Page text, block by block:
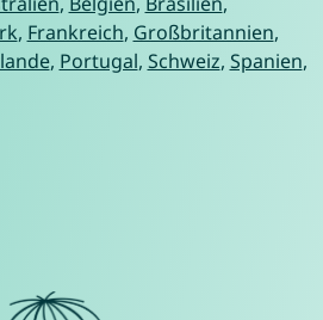
, Frankreich, Großbritannien,
, Portugal, Schweiz, Spanien,